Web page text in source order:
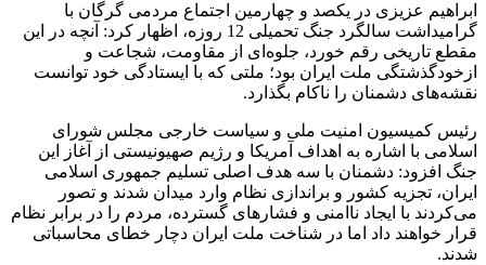
ابراهیم عزیزی ‌در یکصد و چهارمین اجتماع مردمی گرگان با
گرامیداشت سالگرد جنگ تحمیلی 12 روزه، اظهار کرد: آنچه در این
مقطع تاریخی رقم خورد، جلوه‌ای از مقاومت، شجاعت و
ازخودگذشتگی ملت ایران بود؛ ملتی که با ایستادگی خود توانست
نقشه‌های دشمنان را ناکام بگذارد.
رئیس کمیسیون امنیت ملی و سیاست خارجی مجلس شورای
اسلامی با اشاره به اهداف آمریکا و رژیم صهیونیستی از آغاز این
جنگ افزود: دشمنان با سه هدف اصلی تسلیم جمهوری اسلامی
ایران، تجزیه کشور و براندازی نظام وارد میدان شدند و تصور
می‌کردند با ایجاد ناامنی و فشارهای گسترده، مردم را در برابر نظام
قرار خواهند داد اما در شناخت ملت ایران دچار خطای محاسباتی
شدند.